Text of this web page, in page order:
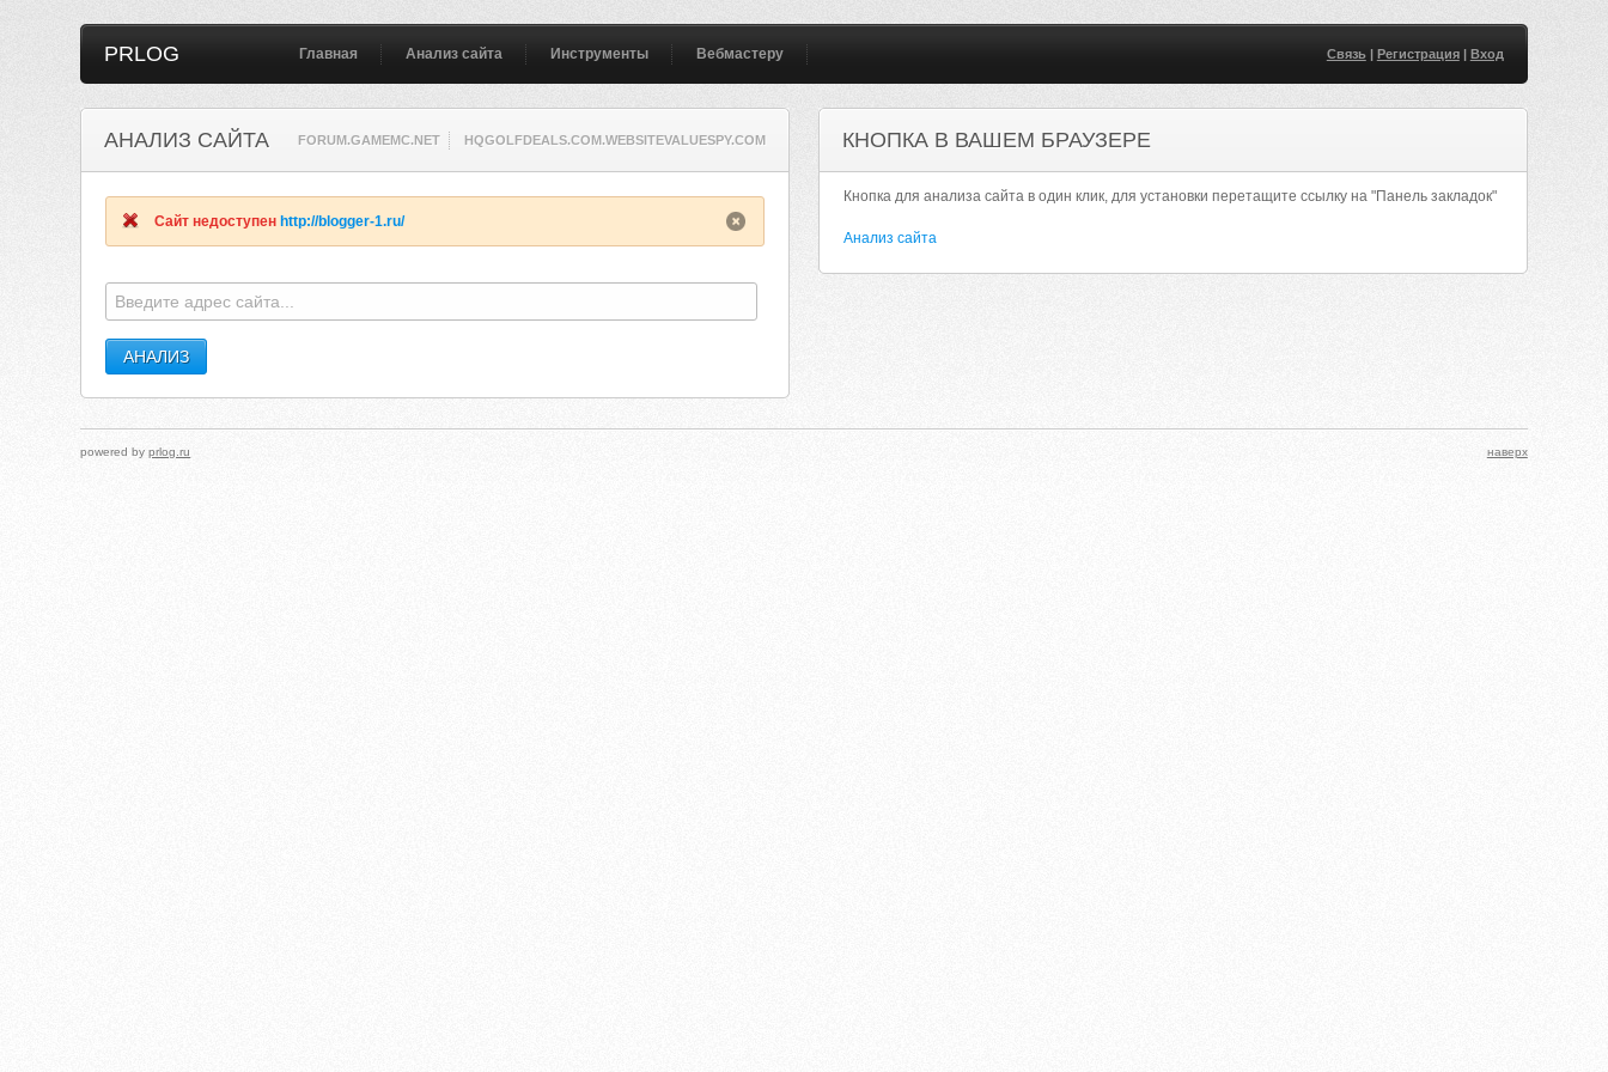
PRLOG Главная Анализ сайта Инструменты Вебмастеру Связь| Регистрация| Вход
АНАЛИЗ САЙТА FORUM.GAMEMC.NET HQGOLFDEALS.COM.WEBSITEVALUESPY.COM
Сайт недоступен http://blogger-1.ru/
КНОПКА В ВАШЕМ БРАУЗЕРЕ
Кнопка для анализа сайта в один клик, для установки перетащите ссылку на "Панель закладок"
Анализ сайта
powered byprlog.ru наверх